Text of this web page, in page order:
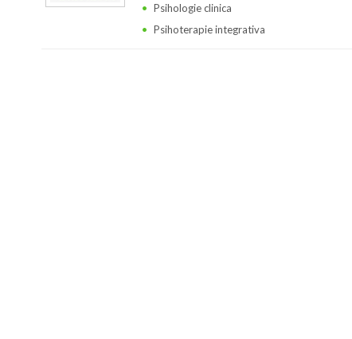
Psihologie clinica
Psihoterapie integrativa